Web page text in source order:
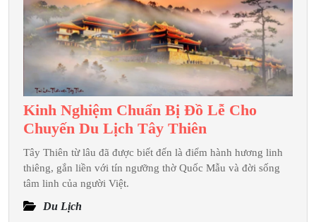
Kinh Nghiệm Chuẩn Bị Đồ Lễ Cho
Chuyến Du Lịch Tây Thiên
Nghiệm
Chuẩn
Tây Thiên từ lâu đã được biết đến là điểm hành hương linh
thiêng, gắn liền với tín ngưỡng thờ Quốc Mẫu và đời sống
tâm linh của người Việt.
Du Lịch